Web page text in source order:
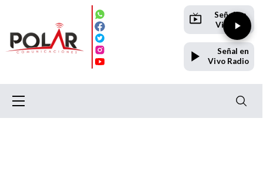
Señal en
Vivo TV
Señal en
Vivo Radio